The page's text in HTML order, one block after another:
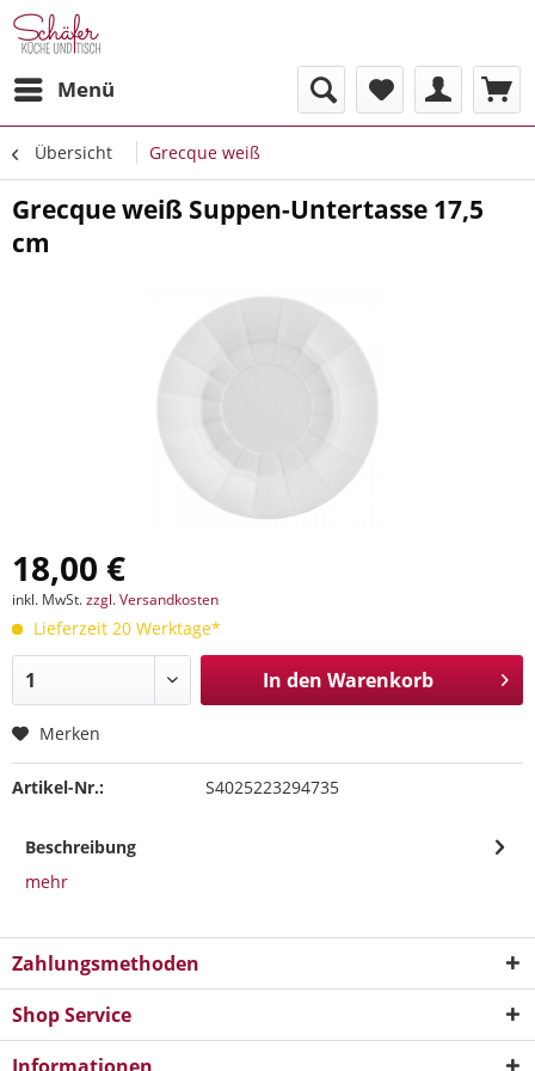
Menü
Übersicht Grecque weiß
Grecque weiß Suppen-Untertasse 17,5
cm
18,00 €
inkl. MwSt.zzgl. Versandkosten
Lieferzeit 20 Werktage*
In den Warenkorb
Merken
Artikel-Nr.: S4025223294735
Beschreibung
mehr
Zahlungsmethoden
Shop Service